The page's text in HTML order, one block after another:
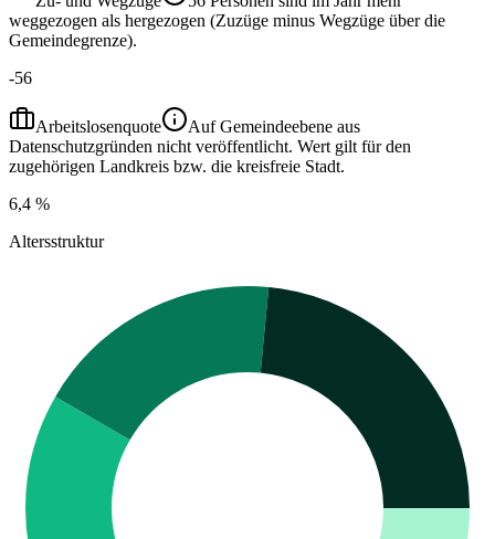
weggezogen als hergezogen (Zuzüge minus Wegzüge über die
Gemeindegrenze).
-56
Arbeitslosenquote
Auf Gemeindeebene aus
Datenschutzgründen nicht veröffentlicht. Wert gilt für den
zugehörigen Landkreis bzw. die kreisfreie Stadt.
6,4 %
Altersstruktur